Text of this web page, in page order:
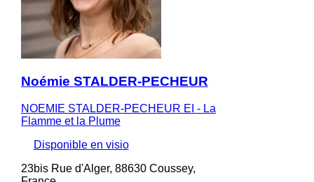
Noémie STALDER-PECHEUR
NOEMIE STALDER-PECHEUR EI - La
Flamme et la Plume
Disponible en visio
23bis Rue d'Alger, 88630 Coussey,